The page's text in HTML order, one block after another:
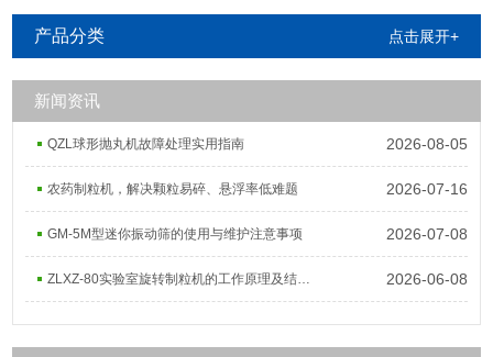
产品分类 点击展开+
新闻资讯
QZL球形抛丸机故障处理实用指南 2026-08-05
农药制粒机，解决颗粒易碎、悬浮率低难题 2026-07-16
GM-5M型迷你振动筛的使用与维护注意事项 2026-07-08
ZLXZ-80实验室旋转制粒机的工作原理及结构组成 2026-06-08